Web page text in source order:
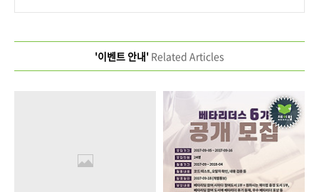
'이벤트 안내' Related Articles